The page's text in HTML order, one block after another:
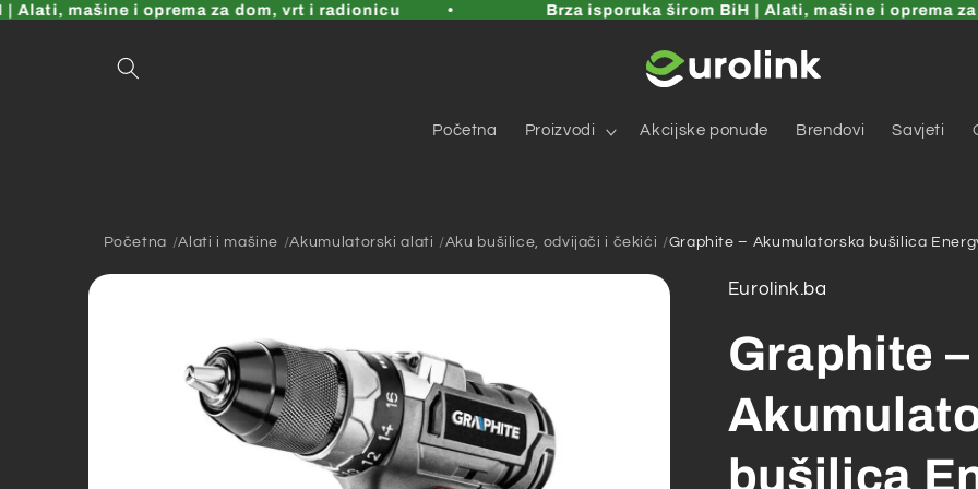
Pređi
mašine i oprema za dom, vrt i radionicu Brza isporuka širom BiH | Alati, mašine i oprema za
Početna Proizvodi Akcijske ponude Brendovi Savjeti
Početna Alati i mašine Akumulatorski alati Aku bušilice, odvijači i čekići Graphite – Akumulatorska bušilica
Pređi na
Eurolink.ba
Graphite –
bušilica